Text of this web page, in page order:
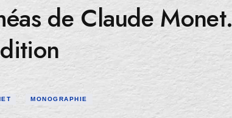
de Claude Monet.
MONOGRAPHIE